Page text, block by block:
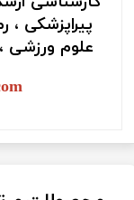
پیراپزشکی ،
علوم ورزشی